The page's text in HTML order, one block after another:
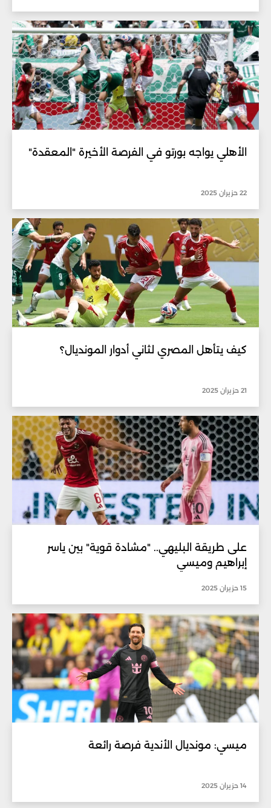
الأهلي يواجه بورتو في الفرصة الأخيرة "المعقدة"
22 حزيران 2025
كيف يتأهل المصري لثاني أدوار المونديال؟
21 حزيران 2025
على طريقة البليهي.. "مشادة قوية" بين ياسر
إبراهيم وميسي
15 حزيران 2025
ميسي: مونديال الأندية فرصة رائعة
14 حزيران 2025